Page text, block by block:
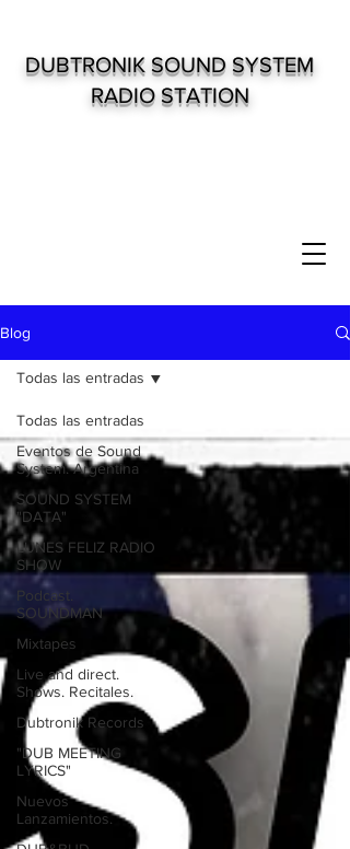
DUBTRONIK SOUND SYSTEM
RADIO STATION
Blog
Todas las entradas
Eventos de Sound
System. Argentina
SOUND SYSTEM
"DATA"
LUNES FELIZ RADIO
SHOW
Podcast.
SOUNDMAN
Mixtapes
Live and direct.
Shows. Recitales.
Dubtronik Records
"DUB MEETING
LYRICS"
Nuevos
Lanzamientos.
Todas las entradas